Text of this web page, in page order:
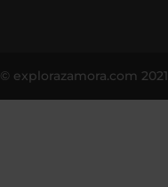
© explorazamora.com 2021